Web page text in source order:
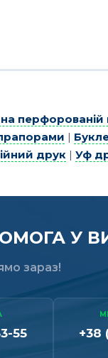
перфорованій
|
друк | Уф
У
зараз!
55 +38